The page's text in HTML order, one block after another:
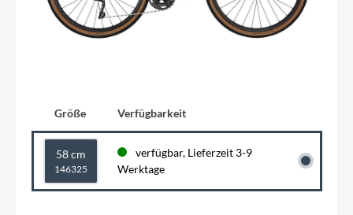
Größe Verfügbarkeit
58 cm
146325
verfügbar, Lieferzeit 3-9
Werktage